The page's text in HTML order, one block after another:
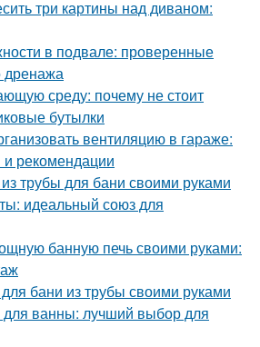
три картины над диваном:
в подвале: проверенные
дренажа
среду: почему не стоит
бутылки
вентиляцию в гараже:
рекомендации
из трубы для бани своими руками
идеальный союз для
банную печь своими руками:
для бани из трубы своими руками
ванны: лучший выбор для